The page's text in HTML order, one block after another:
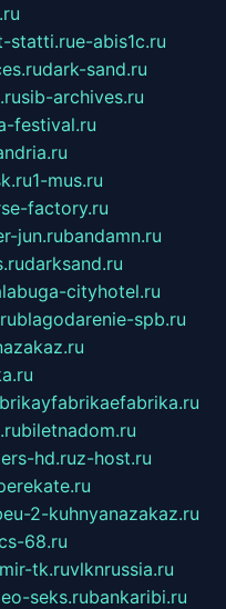
statti.rue-abis1c.ru
dark-sand.ru
sib-archives.ru
festival.ru
1-mus.ru
factory.ru
jun.rubandamn.ru
darksand.ru
cityhotel.ru
blagodarenie-spb.ru
biletnadom.ru
hd.ruz-host.ru
2-kuhnyanazakaz.ru
68.ru
mir-tk.ruvlknrussia.ru
seks.rubankaribi.ru